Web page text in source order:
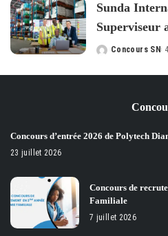
Sunda
Superviseur
Posted
Concours SN
Concours d’entrée 2026 de Polytech
23 juillet 2026
Concours de
Familiale
7 juillet 2026